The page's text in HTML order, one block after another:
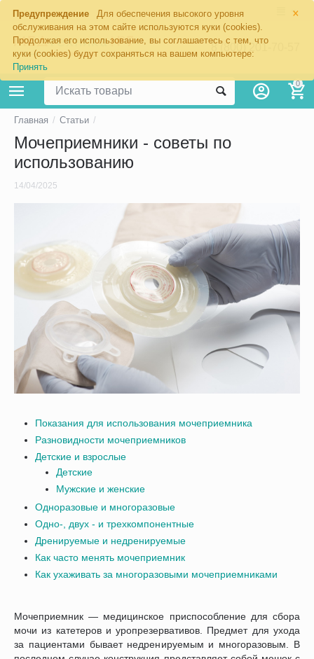
×
Предупреждение
Для обеспечения высокого уровня
обслуживания на этом сайте используются куки (cookies).
Продолжая его использование, вы соглашаетесь с тем, что
куки (cookies) будут сохраняться на вашем компьютере:
Принять
8 (800) 201-70-57
0
Главная / Статьи /
Мочеприемники - советы по
использованию
14/04/2025
Показания для использования мочеприемника
Разновидности мочеприемников
Детские и взрослые
Детские
Мужские и женские
Одноразовые и многоразовые
Одно-, двух - и трехкомпонентные
Дренируемые и недренируемые
Как часто менять мочеприемник
Как ухаживать за многоразовыми мочеприемниками
Мочеприемник — медицинское приспособление для сбора
мочи из катетеров и уропрезервативов. Предмет для ухода
за пациентами бывает недренируемым и многоразовым. В